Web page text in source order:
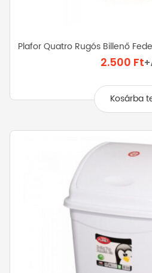
Plafor Quatro Rugós Billenő
2.500 Ft
Kosárba